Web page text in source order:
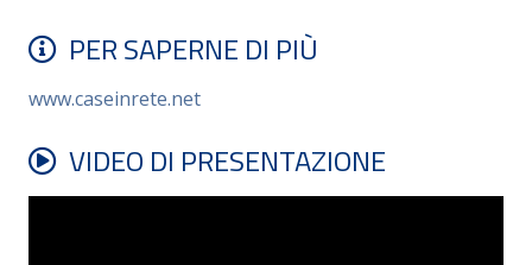
PER SAPERNE DI PIÙ
www.caseinrete.net
VIDEO DI PRESENTAZIONE